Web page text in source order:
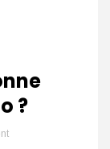
?
on